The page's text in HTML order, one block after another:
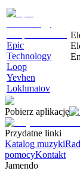
Epic
Technology
Loop
Yevhen
Lokhmatov
Pobierz aplikację
Przydatne linki
Katalog muzyki
pomocyKontakt
Jamendo